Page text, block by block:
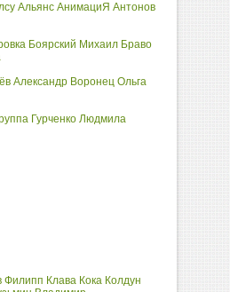
Альянс АнимациЯ Антонов
Боярский Михаил Браво
Александр Воронец Ольга
Гурченко Людмила
Филипп Клава Кока Колдун